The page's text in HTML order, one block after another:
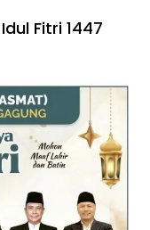
Fitri 1447